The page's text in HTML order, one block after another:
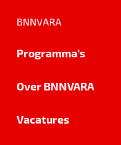
BNNVARA
Programma's
Over BNNVARA
Vacatures